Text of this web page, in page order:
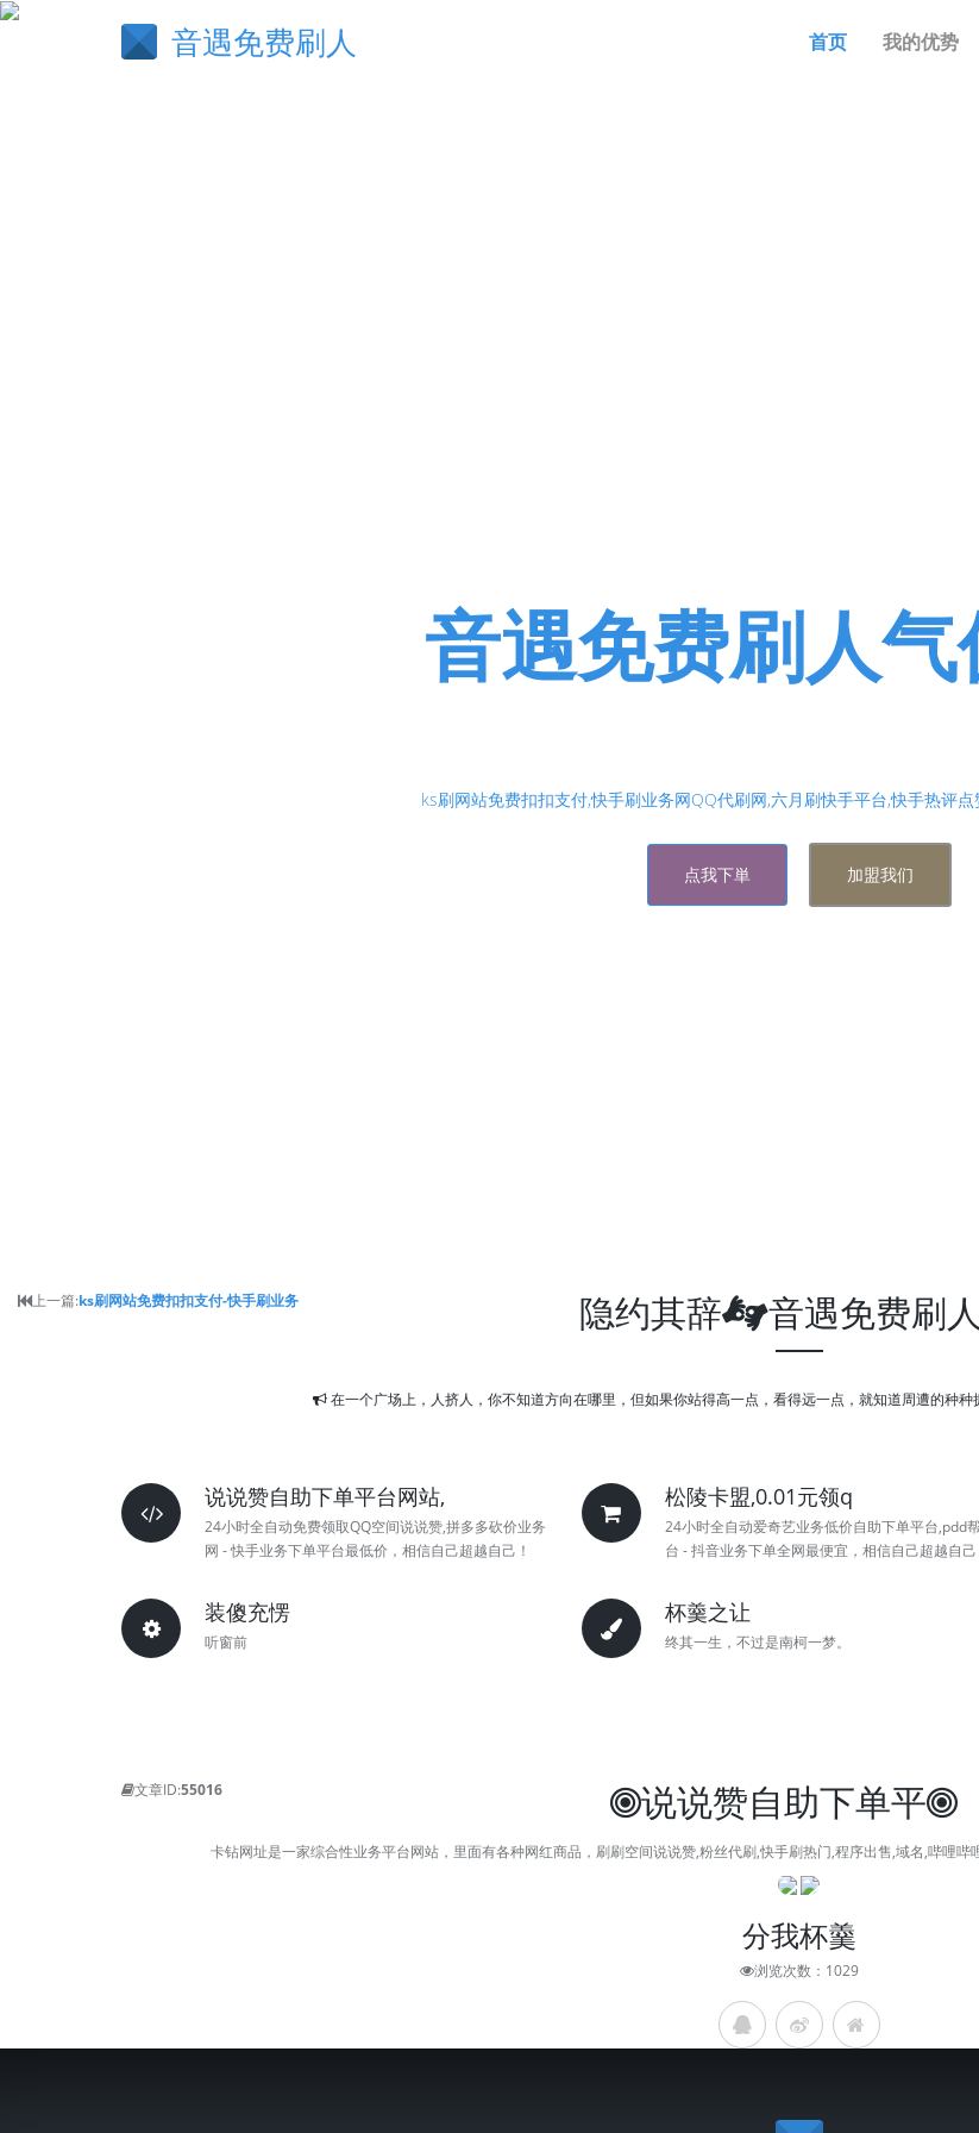
音遇免费刷人 首页 我的优势
音遇免费刷人
ks刷网站免费扣扣支付,快手刷业务网QQ代刷网,六月刷快手平台,快手热评
点我下単 加盟我们
上一篇:ks刷网站免费扣扣支付-快手刷业务 隐约其辞 音遇免费刷
在一个广场上，人挤人，你不知道方向在哪里，但如果你站得高一点，看得远一点，就知道周遭的种
说说赞自助下单平台网站,
24小时全自动免费领取QQ空间说说赞,拼多多砍价业务
网 - 快手业务下单平台最低价，相信自己超越自己！
松陵卡盟,0.01元领q
24小时全自动爱奇艺业务低价自助下单平台,pdd
台 - 抖音业务下单全网最便宜，相信自己超越自己
装傻充愣
听窗前
杯羹之让
终其一生，不过是南柯一梦。
文章ID:55016 说说赞自助下单平
卡钻网址是一家综合性业务平台网站，里面有各种网红商品，刷刷空间说说赞,粉丝代刷,快手刷热门,程序出售,域名,哔哩哔
分我杯羹
浏览次数：1029